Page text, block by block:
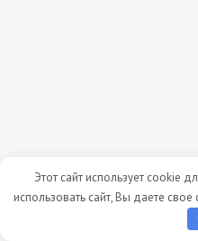
Этот сайт использует cookie
использовать сайт, Вы даете